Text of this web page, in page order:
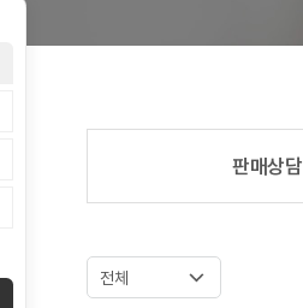
판매상담